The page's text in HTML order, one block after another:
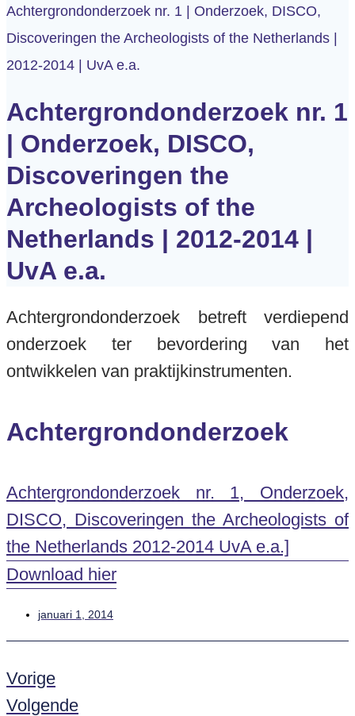
Achtergrondonderzoek nr. 1 | Onderzoek, DISCO,
Discoveringen the Archeologists of the Netherlands |
2012-2014 | UvA e.a.
Achtergrondonderzoek nr. 1
| Onderzoek, DISCO,
Discoveringen the
Archeologists of the
Netherlands | 2012-2014 |
UvA e.a.
Achtergrondonderzoek betreft verdiepend
onderzoek ter bevordering van het
ontwikkelen van praktijkinstrumenten.
Achtergrondonderzoek
Achtergrondonderzoek nr. 1, Onderzoek,
DISCO, Discoveringen the Archeologists of
the Netherlands 2012-2014 UvA e.a.]
Download hier
januari 1, 2014
Vorige
Volgende